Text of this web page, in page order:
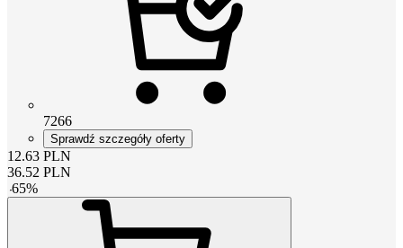
7266
Sprawdź szczegóły oferty
12.63 PLN
36.52 PLN
-65%